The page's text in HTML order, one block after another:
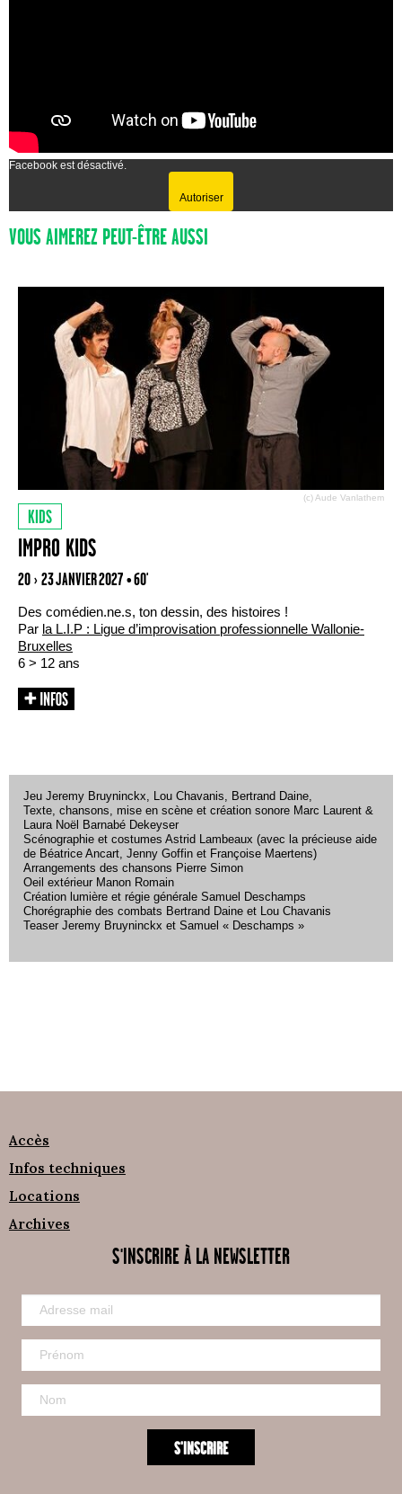
Facebook est désactivé.
Autoriser
VOUS AIMEREZ PEUT-ÊTRE AUSSI
(c) Aude Vanlathem
KIDS
IMPRO KIDS
20 › 23 JANVIER 2027 • 60'
Des comédien.ne.s, ton dessin, des histoires !
Par la L.I.P : Ligue d’improvisation professionnelle Wallonie-
Bruxelles
6 > 12 ans
Jeu Jeremy Bruyninckx, Lou Chavanis, Bertrand Daine,
Texte, chansons, mise en scène et création sonore Marc Laurent &
Laura Noël Barnabé Dekeyser
Scénographie et costumes Astrid Lambeaux (avec la précieuse aide
de Béatrice Ancart, Jenny Goffin et Françoise Maertens)
Arrangements des chansons Pierre Simon
Oeil extérieur Manon Romain
Création lumière et régie générale Samuel Deschamps
Chorégraphie des combats Bertrand Daine et Lou Chavanis
Teaser Jeremy Bruyninckx et Samuel « Deschamps »
Accès
Infos techniques
Locations
Archives
S'INSCRIRE À LA NEWSLETTER